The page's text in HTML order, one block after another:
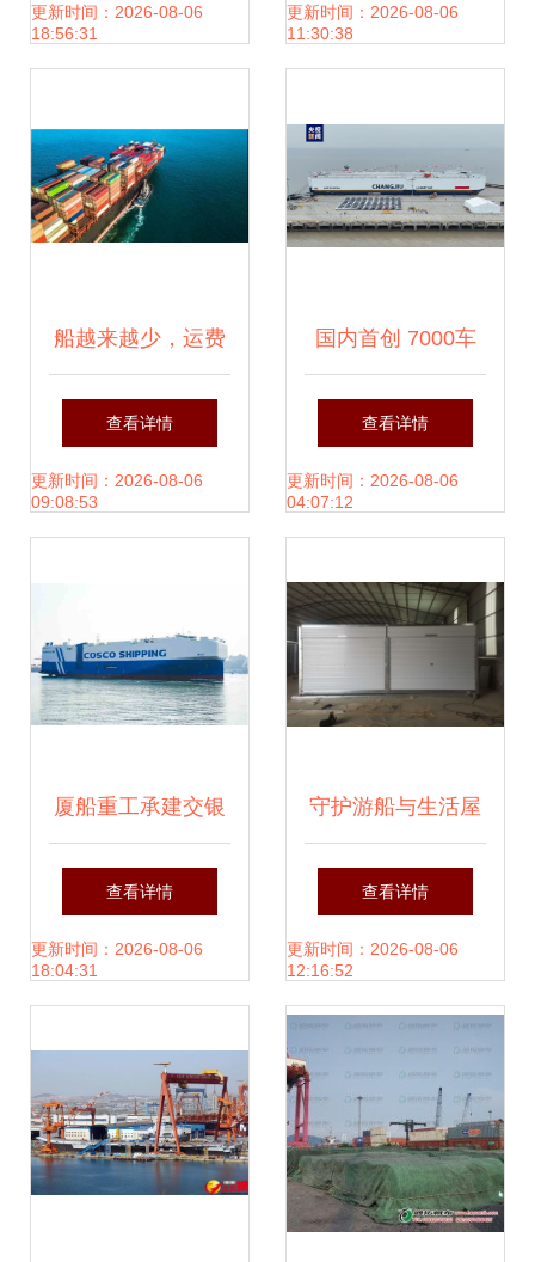
上海开幕，五百元
更新时间：2026-08-06
18:56:31
作业的理想选择
更新时间：2026-08-06
11:30:38
船越来越少，运费
居高不下 集装箱航
运市场面临运力短
查看详情
更新时间：2026-08-06
09:08:53
国内首创 7000车
位大型滚装船在沪
命名首航，船舶出
查看详情
更新时间：2026-08-06
04:07:12
厦船重工承建交银
金租7500车LNG汽
车滚装船系列船6
添“绿色运力”新标
杆
查看详情
更新时间：2026-08-06
18:04:31
守护游船与生活屋
宇 情系庆阳水陆居
所健康长青
查看详情
更新时间：2026-08-06
12:16:52